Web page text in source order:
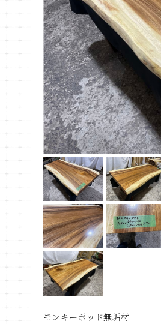
モンキーポッド無垢材